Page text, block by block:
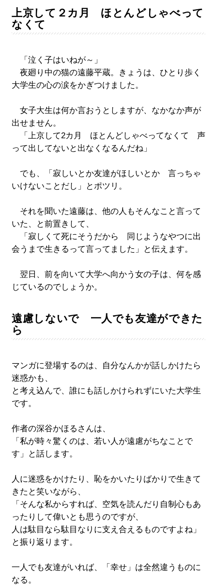
上京して２カ月 ほとんどしゃべって
なくて
「泣く子はいねが～」
夜廻り中の猫の遠藤平蔵。きょうは、ひとり歩く
大学生の心の涙をかぎつけました。
女子大生は何か言おうとしますが、なかなか声が
出せません。
「上京して2カ月 ほとんどしゃべってなくて 声
って出してないと出なくなるんだね」
でも、「寂しいとか友達がほしいとか 言っちゃ
いけないことだし」とポツリ。
それを聞いた遠藤は、他の人もそんなこと言って
いた、と前置きして、
「寂しくて死にそうだから 同じようなやつに出
会うまで生きるって言ってました」と伝えます。
翌日、前を向いて大学へ向かう女の子は、何を感
じているのでしょうか。
遠慮しないで 一人でも友達ができた
ら
マンガに登場するのは、自分なんかが話しかけたら
迷惑かも、
と考え込んで、誰にも話しかけられずにいた大学生
です。
作者の深谷かほるさんは、
「私が時々驚くのは、若い人が遠慮がちなことで
す」と話します。
人に迷惑をかけたり、恥をかいたりばかりで生きて
きたと笑いながら、
「そんな私からすれば、空気を読んだり自制心もあ
ったりして偉いとも思うのですが、
人は駄目なら駄目なりに支え合えるものですよね」
と振り返ります。
一人でも友達がいれば、「幸せ」は全然違うものに
なる。